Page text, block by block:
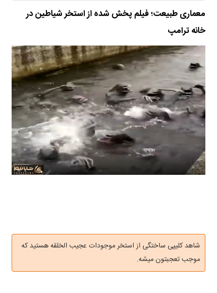
معماری طبیعت؛ فیلم پخش شده از استخر شیاطین در
خانه ترامپ
شاهد کلیپی ساختگی از استخر موجودات عجیب الخلقه هستید که
موجب تعجبتون میشه.